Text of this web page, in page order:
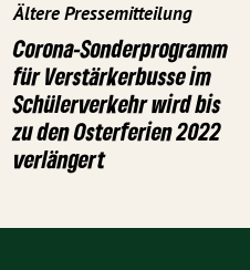
Ältere Pressemitteilung
Corona-Sonderprogramm
für Verstärkerbusse im
Schülerverkehr wird bis
zu den Osterferien 2022
verlängert